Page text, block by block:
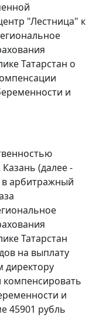
"Лестница" к
Татарстан о
и
(далее -
в арбитражный
Татарстан
на выплату
директору
и
45901 рубль